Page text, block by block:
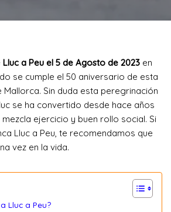
Lluc a Peu el 5 de Agosto de 2023 en
se cumple el 50 aniversario de esta
Sin duda esta peregrinación
se ha convertido desde hace años
ejercicio y buen rollo social. Si
Lluc a Peu, te recomendamos que
vez en la vida.
Lluc a Peu?